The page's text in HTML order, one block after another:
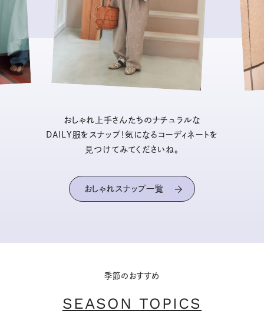
おしゃれ上手さんたちのナチュラルな
DAILY服をスナップ！気になるコーディネートを
見つけてみてくださいね。
おしゃれスナップ一覧
季節のおすすめ
SEASON TOPICS